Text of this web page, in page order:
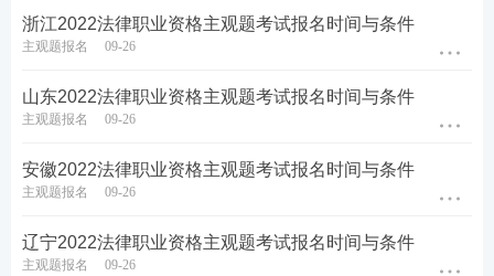
浙江2022法律职业资格主观题考试报名时间与条件
主观题报名 09-26
山东2022法律职业资格主观题考试报名时间与条件
主观题报名 09-26
安徽2022法律职业资格主观题考试报名时间与条件
主观题报名 09-26
辽宁2022法律职业资格主观题考试报名时间与条件
主观题报名 09-26